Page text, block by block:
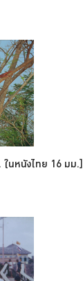
ในหนังไทย 16 มม.]